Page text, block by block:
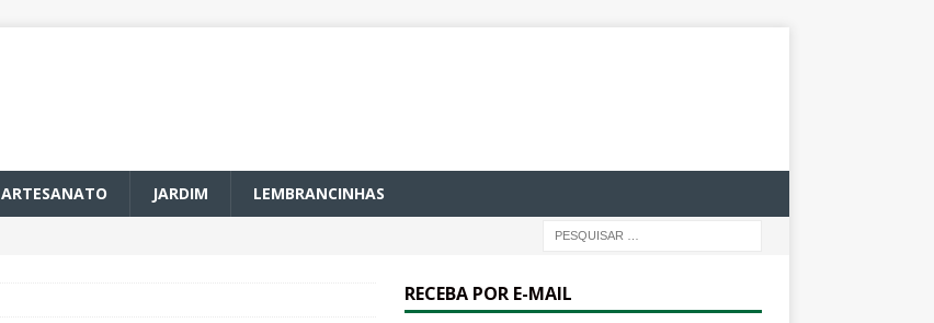
ARTESANATO JARDIM LEMBRANCINHAS
RECEBA POR E-MAIL